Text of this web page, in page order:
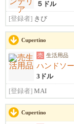
５ドル
[登録者] きび
Cupertino
売 生活用品
ハンドソ
3ドル
[登録者] MAI
Cupertino